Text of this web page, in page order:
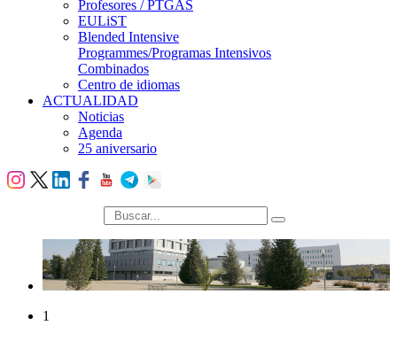
Profesores / PTGAS
EULiST
Blended Intensive
Programmes/Programas Intensivos
Combinados
Centro de idiomas
ACTUALIDAD
Noticias
Agenda
25 aniversario
búsqueda
1